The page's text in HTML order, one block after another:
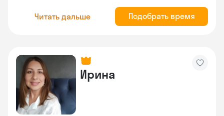
Читать дальше Подобрать время
Ирина